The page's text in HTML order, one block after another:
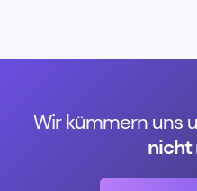
Wir kümmern uns
nicht